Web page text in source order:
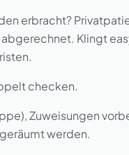
erbracht?
Klingt
checken.
Zuweisungen
werden.